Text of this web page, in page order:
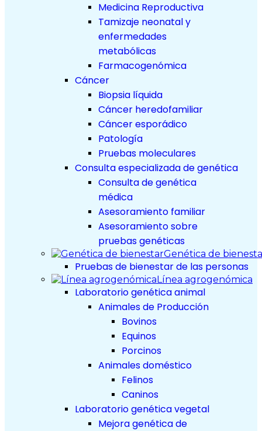
Medicina Reproductiva
Tamizaje neonatal y
enfermedades
metabólicas
Farmacogenómica
Cáncer
Biopsia líquida
Cáncer heredofamiliar
Cáncer esporádico
Patología
Pruebas moleculares
Consulta especializada de genética
Consulta de genética
médica
Asesoramiento familiar
Asesoramiento sobre
pruebas genéticas
Genética de
Pruebas de bienestar de las personas
Línea agrogenómica
Laboratorio genética animal
Animales de Producción
Bovinos
Equinos
Porcinos
Animales doméstico
Felinos
Caninos
Laboratorio genética vegetal
Mejora genética de